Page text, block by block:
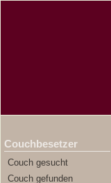
Couchbesetzer
Couch gesucht
Couch gefunden